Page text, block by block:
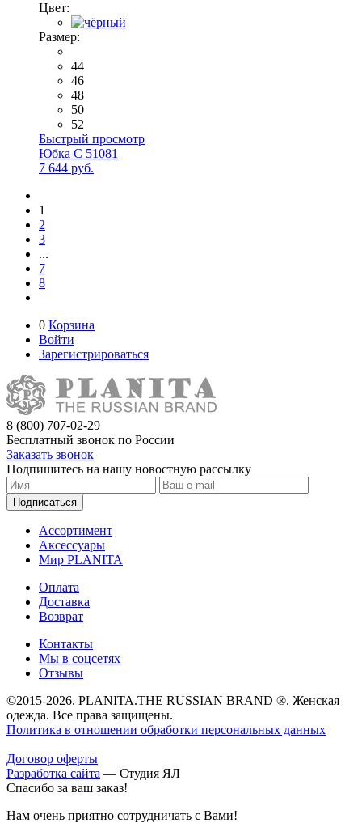
Цвет:
Размер:
44
46
48
50
52
Быстрый просмотр
Юбка С 51081
7 644 руб.
1
2
3
...
7
8
0 Корзина
Войти
Зарегистрироваться
8 (800) 707-02-29
Бесплатный звонок по России
Заказать звонок
Подпишитесь на нашу новостную рассылку
Подписаться
Ассортимент
Аксессуары
Мир PLANITA
Оплата
Доставка
Возврат
Контакты
Мы в соцсетях
Отзывы
©2015-2026. PLANITA.THE RUSSIAN BRAND ®. Женская
одежда. Все права защищены.
Политика в отношении обработки персональных данных
Договор оферты
Разработка сайта — Студия ЯЛ
Спасибо за ваш заказ!
Нам очень приятно сотрудничать с Вами!